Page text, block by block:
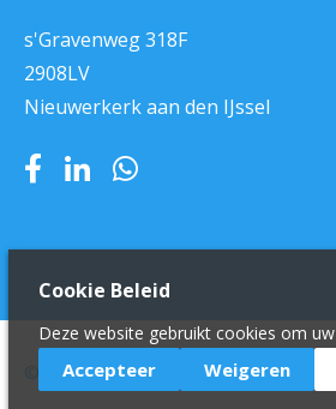
s'Gravenweg 318F
2908LV
Nieuwerkerk aan den IJssel
© 2011 - 2022 Hartman en zn
Cookie Beleid
Deze website gebruikt cookies om
Accepteer Weigeren